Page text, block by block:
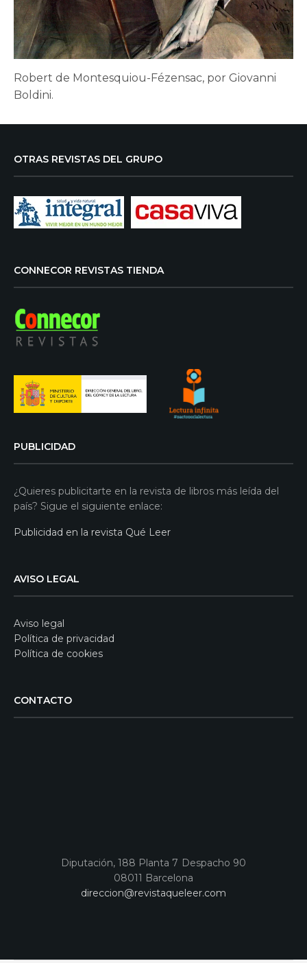
Robert de Montesquiou-Fézensac, por Giovanni
Boldini.
OTRAS REVISTAS DEL GRUPO
CONNECOR REVISTAS TIENDA
PUBLICIDAD
¿Quieres publicitarte en la revista de libros más leída del
país? Sigue el siguiente enlace:
Publicidad en la revista Qué Leer
AVISO LEGAL
Aviso legal
Política de privacidad
Política de cookies
CONTACTO
Diputación, 188 Planta 7 Despacho 90
08011 Barcelona
direccion@revistaqueleer.com